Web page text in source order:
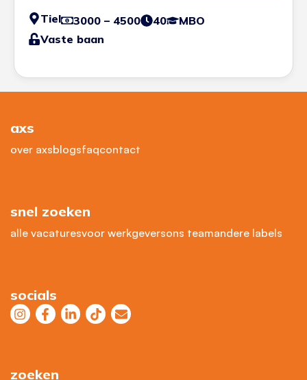
Tiel 3000 – 4500 40
MBO
Vaste baan
axs
over axsblogsfaqcontact
snel zoeken
alle vacaturesvoor werkgeversons teamandere labels
socials
zoeken